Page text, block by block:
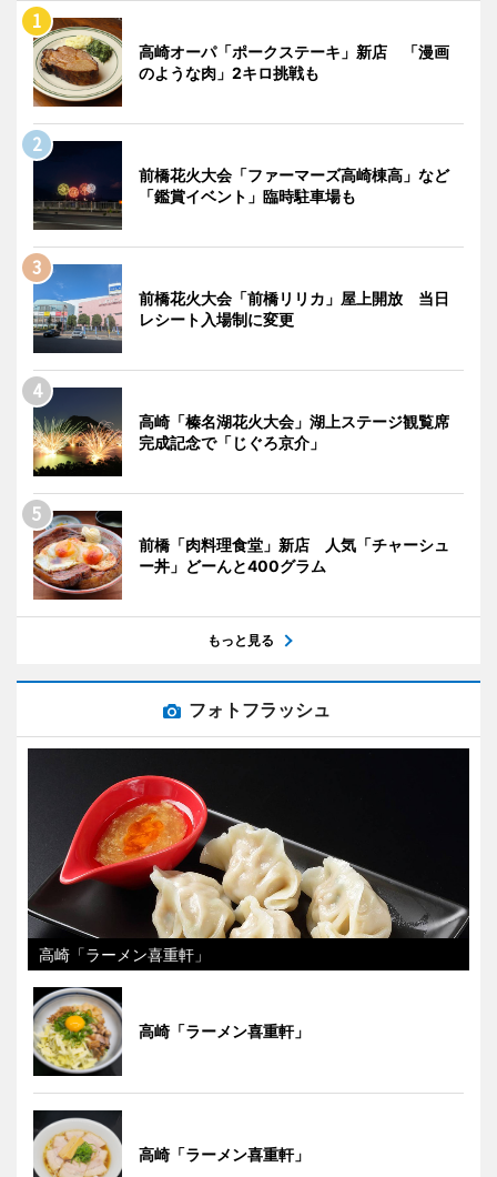
高崎オーパ「ポークステーキ」新店 「漫画
のような肉」2キロ挑戦も
前橋花火大会「ファーマーズ高崎棟高」など
「鑑賞イベント」臨時駐車場も
前橋花火大会「前橋リリカ」屋上開放 当日
レシート入場制に変更
高崎「榛名湖花火大会」湖上ステージ観覧席
完成記念で「じぐろ京介」
前橋「肉料理食堂」新店 人気「チャーシュ
ー丼」どーんと400グラム
もっと見る
フォトフラッシュ
高崎「ラーメン喜重軒」
高崎「ラーメン喜重軒」
高崎「ラーメン喜重軒」